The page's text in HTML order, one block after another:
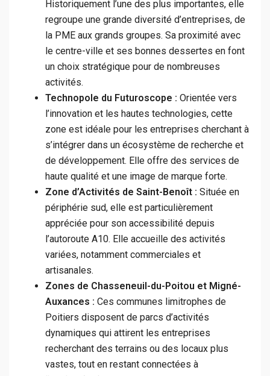
Historiquement l’une des plus importantes, elle
regroupe une grande diversité d’entreprises, de
la PME aux grands groupes. Sa proximité avec
le centre-ville et ses bonnes dessertes en font
un choix stratégique pour de nombreuses
activités.
Technopole du Futuroscope : Orientée vers
l’innovation et les hautes technologies, cette
zone est idéale pour les entreprises cherchant à
s’intégrer dans un écosystème de recherche et
de développement. Elle offre des services de
haute qualité et une image de marque forte.
Zone d’Activités de Saint-Benoît : Située en
périphérie sud, elle est particulièrement
appréciée pour son accessibilité depuis
l’autoroute A10. Elle accueille des activités
variées, notamment commerciales et
artisanales.
Zones de Chasseneuil-du-Poitou et Migné-
Auxances : Ces communes limitrophes de
Poitiers disposent de parcs d’activités
dynamiques qui attirent les entreprises
recherchant des terrains ou des locaux plus
vastes, tout en restant connectées à